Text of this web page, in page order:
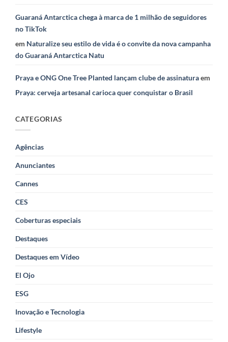
Guaraná Antarctica chega à marca de 1 milhão de seguidores
no TikTok
em Naturalize seu estilo de vida é o convite da nova campanha
do Guaraná Antarctica Natu
Praya e ONG One Tree Planted lançam clube de assinaturaem
Praya: cerveja artesanal carioca quer conquistar o Brasil
CATEGORIAS
Agências
Anunciantes
Cannes
CES
Coberturas especiais
Destaques
Destaques em Vídeo
El Ojo
ESG
Inovação e Tecnologia
Lifestyle